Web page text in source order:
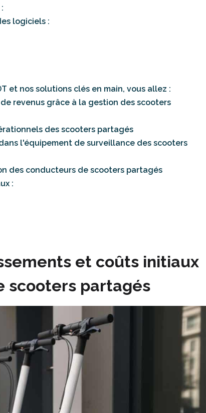
logiciels :
et nos solutions clés en main, vous allez :
revenus grâce à la gestion des scooters
des scooters partagés
l'équipement de surveillance des scooters
des conducteurs de scooters partagés
:
et coûts initiaux
scooters partagés